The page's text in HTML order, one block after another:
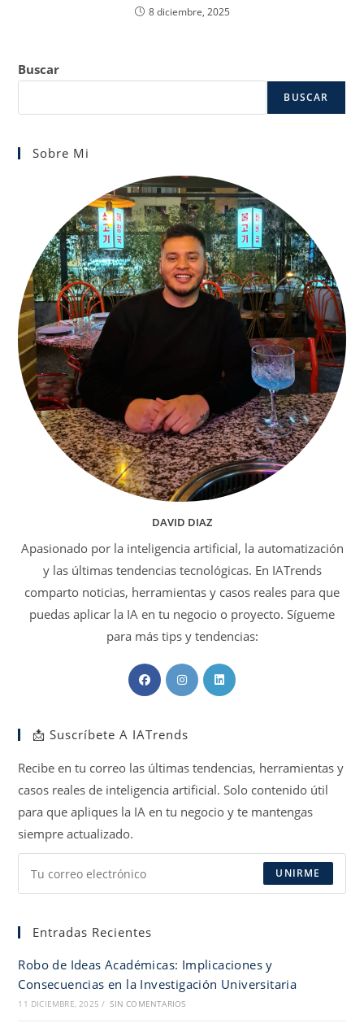
8 diciembre, 2025
Buscar
BUSCAR
Sobre Mi
DAVID DIAZ
Apasionado por la inteligencia artificial, la automatización
y las últimas tendencias tecnológicas. En IATrends
comparto noticias, herramientas y casos reales para que
puedas aplicar la IA en tu negocio o proyecto. Sígueme
para más tips y tendencias:
Se
abre
una
pestaña
Se
abre
pestaña
Se
pestaña
📩 Suscríbete A IATrends
Recibe en tu correo las últimas tendencias, herramientas y
casos reales de inteligencia artificial. Solo contenido útil
para que apliques la IA en tu negocio y te mantengas
siempre actualizado.
UNIRME
Entradas Recientes
Robo de Ideas Académicas: Implicaciones y
Consecuencias en la Investigación Universitaria
11 DICIEMBRE, 2025 / SIN COMENTARIOS